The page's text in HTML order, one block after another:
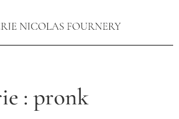
: pronk